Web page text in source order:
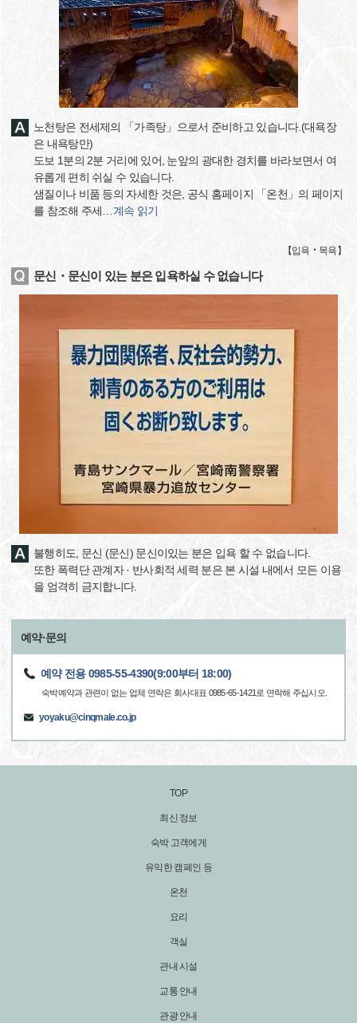
노천탕은 전세제의 「가족탕」으로서 준비하고 있습니다.(대욕장
은 내욕탕만)
도보 1분의 2분 거리에 있어, 눈앞의 광대한 경치를 바라보면서 여
유롭게 편히 쉬실 수 있습니다.
샘질이나 비품 등의 자세한 것은, 공식 홈페이지 「온천」의 페이지
를 참조해 주세
계속 읽기
【입욕‧목욕 】
문신・문신이 있는 분은 입욕하실 수 없습니다
불행히도, 문신 (문신) 문신이있는 분은 입욕 할 수 없습니다.
또한 폭력단 관계자 · 반사회적 세력 분은 본 시설 내에서 모든 이용
을 엄격히 금지합니다.
예약·문의
예약 전용 0985-55-4390(9:00부터 18:00)
숙박예약과 관련이 없는 업체 연락은 회사대표 0985-65-1421로 연락해 주십시오.
yoyaku@cinqmale.co.jp
TOP
최신 정보
숙박 고객에게
유익한 캠페인 등
온천
요리
객실
관내 시설
교통 안내
관광 안내